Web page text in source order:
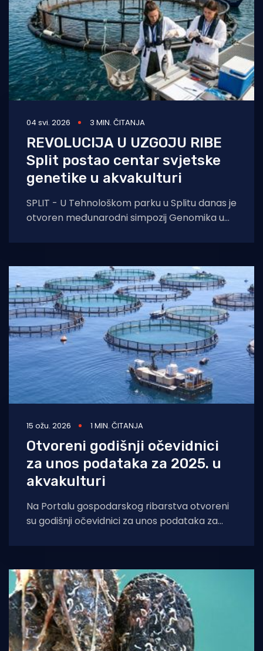
04 svi. 2026 3 MIN. ČITANJA
REVOLUCIJA U UZGOJU RIBE
Split postao centar svjetske
genetike u akvakulturi
SPLIT - U Tehnološkom parku u Splitu danas je
otvoren međunarodni simpozij Genomika u
15 ožu. 2026 1 MIN. ČITANJA
Otvoreni godišnji očevidnici
za unos podataka za 2025. u
akvakulturi
Na Portalu gospodarskog ribarstva otvoreni
su godišnji očevidnici za unos podataka za